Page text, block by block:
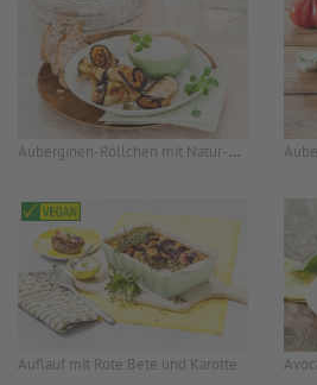
Auberginen-Röllchen mit Natur-Reis-Füllung
Auflauf mit Rote Bete und Karotte